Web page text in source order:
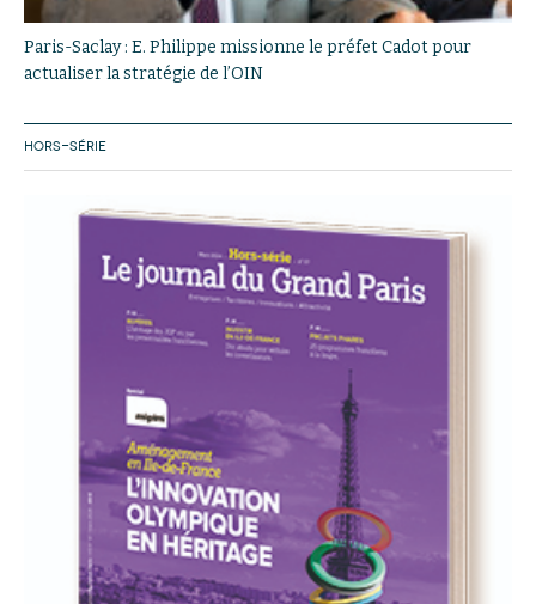
Paris-Saclay : E. Philippe missionne le préfet Cadot pour
actualiser la stratégie de l’OIN
HORS-SÉRIE